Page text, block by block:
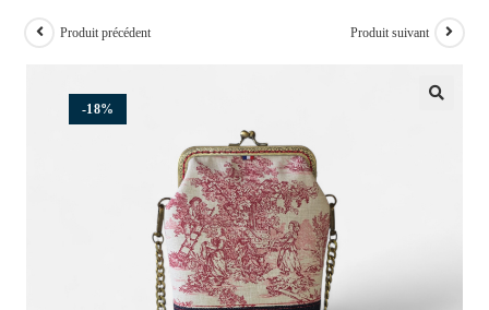
-18%
Produit précédent Produit suivant